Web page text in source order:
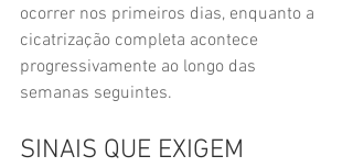
ocorrer nos primeiros dias, enquanto a
cicatrização completa acontece
progressivamente ao longo das
semanas seguintes.
SINAIS QUE EXIGEM